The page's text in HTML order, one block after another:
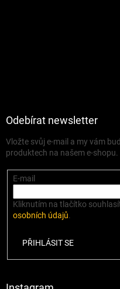
Odebírat newsletter
Vložte svůj e-mail a my vám
produktech na našem e-shopu.
E-mail
Kliknutím na tlačítko
osobních údajů.
PŘIHLÁSIT SE